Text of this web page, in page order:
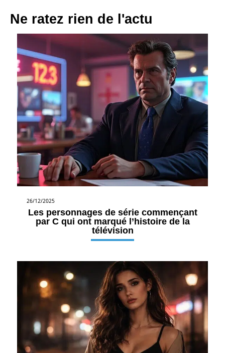
Ne ratez rien de l'actu
26/12/2025
Les personnages de série commençant
par C qui ont marqué l’histoire de la
télévision